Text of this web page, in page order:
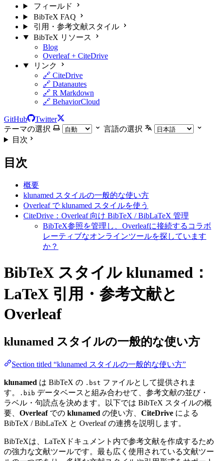
フィールド
BibTeX FAQ
引用・参考文献スタイル
BibTeX リソース
Blog
Overleaf + CiteDrive
リンク
🔗 CiteDrive
🔗 Datanautes
🔗 R Markdown
🔗 BehaviorCloud
GitHub
Twitter
テーマの選択
言語の選択
目次
目次
概要
klunamed スタイルの一般的な使い方
Overleaf で klunamed スタイルを使う
CiteDrive：Overleaf 向け BibTeX / BibLaTeX 管理
BibTeX参照を管理し、Overleafに接続するコラボ
レーティブなオンラインツールを探しています
か？
BibTeX スタイル klunamed：
LaTeX 引用・参考文献と
Overleaf
klunamed スタイルの一般的な使い方
Section titled “klunamed スタイルの一般的な使い方”
klunamed は BibTeX の .bst ファイルとして提供されま
す。
.bib データベースと組み合わせて、参考文献の並び・
ラベル・句読点を決めます。以下では BibTeX スタイルの概
要、 Overleafでの klunamed の使い方、 CiteDrive による
BibTeX / BibLaTeX と Overleaf の連携を説明します。
BibTeXは、LaTeXドキュメント内で参考文献を作成するため
の強力な文献ツールです。最も広く使用されている文献ツー